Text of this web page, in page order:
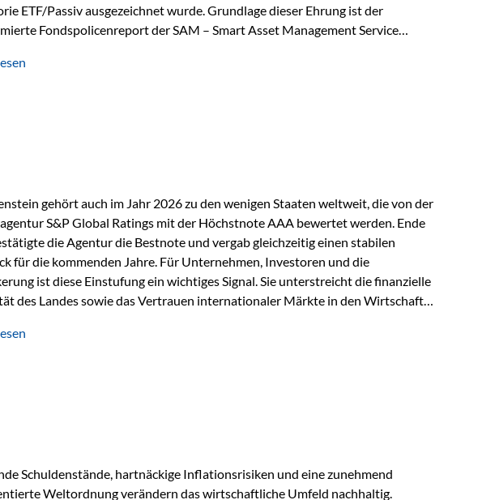
ETF/Passiv ausgezeichnet wurde. Grundlage dieser Ehrung ist der
Fondspolicenreport der SAM – Smart Asset Management Service
wurden. Das Ergebnis: Die ETF-Auswahl der Vienna-Life zählt zu den
gehört auch im Jahr 2026 zu den wenigen Staaten weltweit, die von der
S&P Global Ratings mit der Höchstnote AAA bewertet werden. Ende
die Agentur die Bestnote und vergab gleichzeitig einen stabilen
für die kommenden Jahre. Für Unternehmen, Investoren und die
ist diese Einstufung ein wichtiges Signal. Sie unterstreicht die finanzielle
des Landes sowie das Vertrauen internationaler Märkte in den Wirtschafts-
Die weltwirtschaftlichen Rahmenbedingungen bleiben
Schuldenstände, hartnäckige Inflationsrisiken und eine zunehmend
Weltordnung verändern das wirtschaftliche Umfeld nachhaltig.